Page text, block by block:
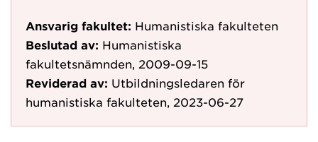
Ansvarig fakultet: Humanistiska fakulteten
Beslutad av: Humanistiska
fakultetsnämnden, 2009-09-15
Reviderad av: Utbildningsledaren för
humanistiska fakulteten, 2023-06-27